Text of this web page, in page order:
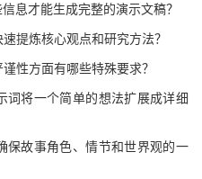
息才能生成完整的演示文稿？
提炼核心观点和研究方法？
性方面有哪些特殊要求？
词将一个简单的想法扩展成详细
保故事角色、情节和世界观的一